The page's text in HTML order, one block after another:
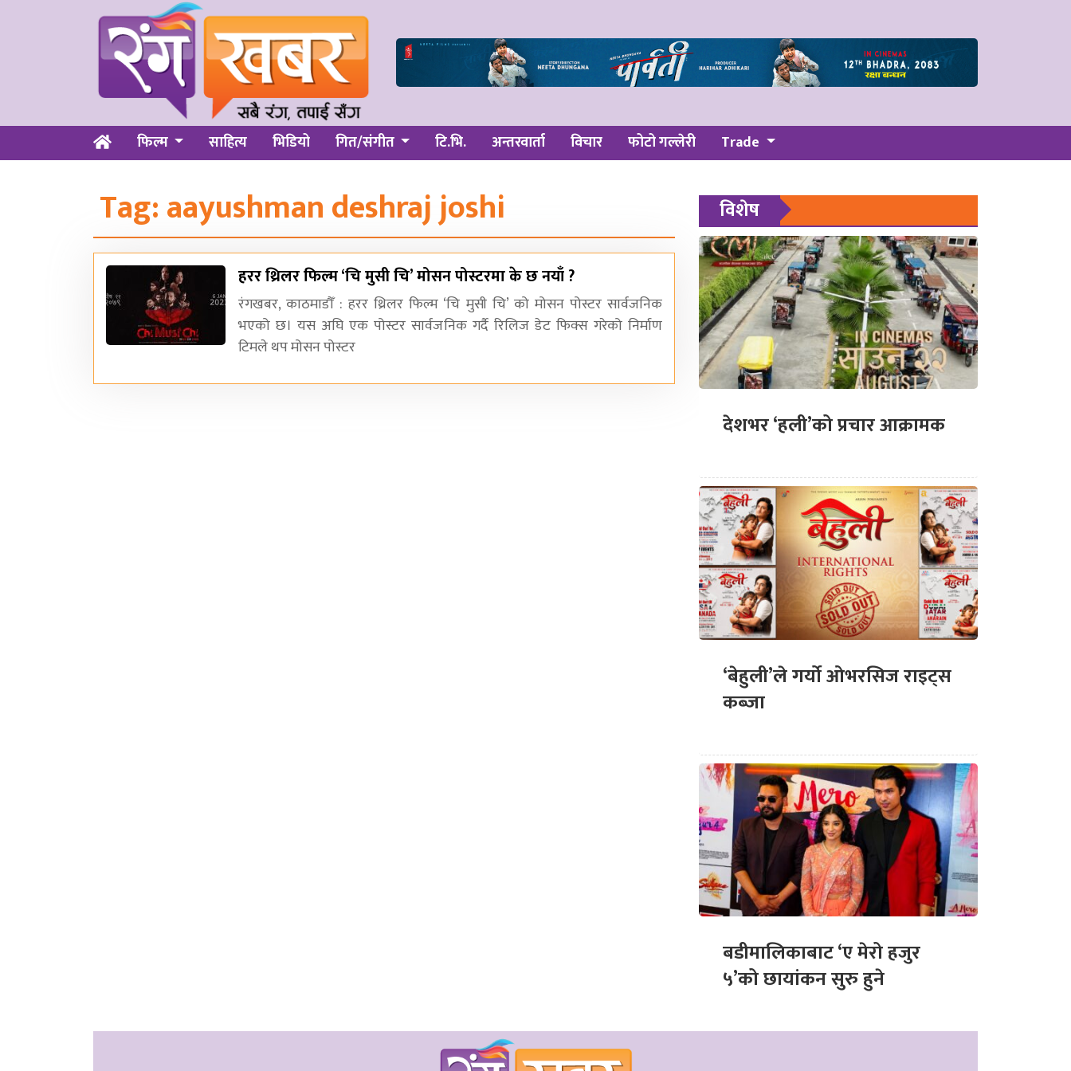
फिल्म साहित्य भिडियो गित/संगीत टि.भि. अन्तरवार्ता विचार फोटो गल्लेरी Trade
Tag:aayushman deshraj joshi
हरर थ्रिलर फिल्म ‘चि मुसी चि’ मोसन पोस्टरमा के छ नयाँ ?
रंगखबर, काठमाडौँ : हरर थ्रिलर फिल्म ‘चि मुसी चि’ को मोसन पोस्टर सार्वजनिक
भएको छ। यस अघि एक पोस्टर सार्वजनिक गर्दै रिलिज डेट फिक्स गरेको निर्माण
टिमले थप मोसन पोस्टर
विशेष
देशभर ‘हली’को प्रचार आक्रामक
‘बेहुली’ले गर्यो ओभरसिज राइट्स
कब्जा
बडीमालिकाबाट ‘ए मेरो हजुर
५’को छायांकन सुरु हुने